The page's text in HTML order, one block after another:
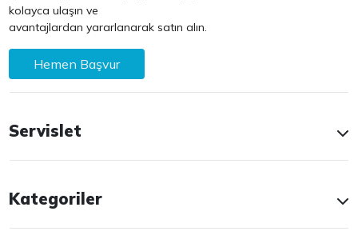
kolayca ulaşın ve
avantajlardan yararlanarak satın alın.
Hemen Başvur
Servislet
Kategoriler